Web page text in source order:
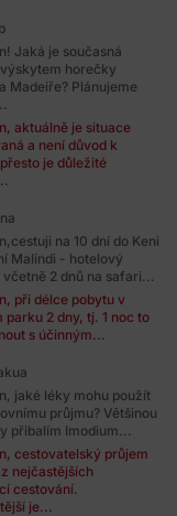
Jaká je současná
horečky
Madeiře? Plánujeme
aktuálně je situace
a není důvod k
je důležité
na 10 dní do Keni
Malindi - hotelový
2 dnů na safari...
při délce pobytu v
parku 2 dny, tj. 1 noc to
s účinným...
jaké léky mohu použít
průjmu? Většinou
přibalím Imodium...
cestovatelský průjem
nejčastějších
cestování.
je...